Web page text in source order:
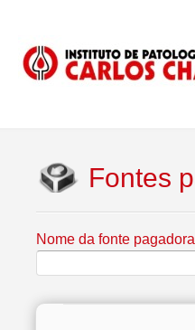
Fontes
Nome da fonte pagadora